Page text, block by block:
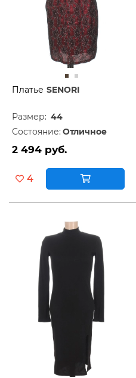
Платье SENORI
Размер: 44
Состояние: Отличное
2 494 руб.
4